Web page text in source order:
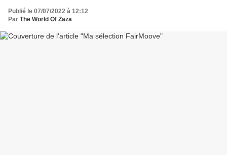
Publié le 07/07/2022 à 12:12
Par The World Of Zaza